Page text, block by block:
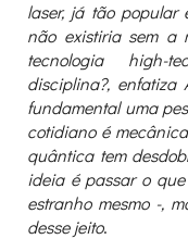
laser, já tão popular
não existiria sem a
tecnologia high-
disciplina?, enfatiza
fundamental uma
cotidiano é
quântica tem
ideia é passar o
estranho mesmo -,
desse jeito.